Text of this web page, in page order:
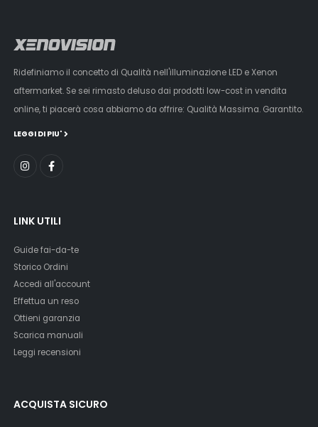
Ridefiniamo il concetto di Qualità nell'illuminazione LED e Xenon
aftermarket. Se sei rimasto deluso dai prodotti low-cost in vendita
online, ti piacerà cosa abbiamo da offrire: Qualità Massima. Garantito.
LEGGI DI PIU'
LINK UTILI
Guide fai-da-te
Storico Ordini
Accedi all'account
Effettua un reso
Ottieni garanzia
Scarica manuali
Leggi recensioni
ACQUISTA SICURO